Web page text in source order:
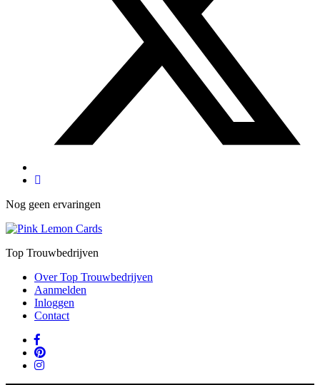
Nog geen ervaringen
Top Trouwbedrijven
Over Top Trouwbedrijven
Aanmelden
Inloggen
Contact